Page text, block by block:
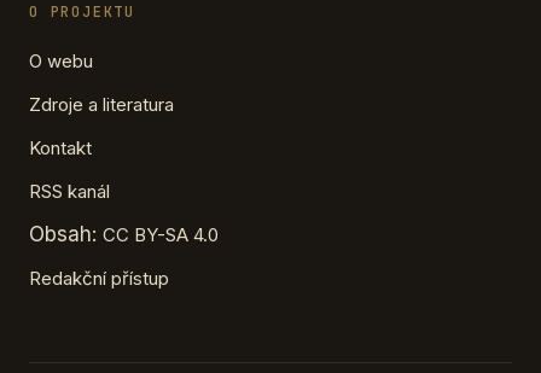
O PROJEKTU
O webu
Zdroje a literatura
Kontakt
RSS kanál
Obsah: CC BY-SA 4.0
Redakční přístup